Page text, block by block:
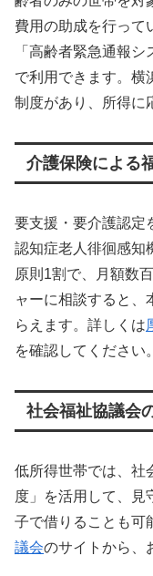
費用の助成を行って
「高齢者緊急通報
で利用できます。横
制度があり、所得に
介護保険による
要支援・要介護認定
認知症老人徘徊感知
原則1割で、月額数
ャーに相談すると、
らえます。詳しくは
を確認してください。
社会福祉協議会
低所得世帯では、社
度」を活用して、見
子で借りることも可
議会のサイトから、